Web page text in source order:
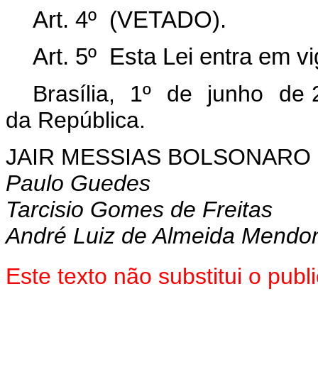
Art. 4º (VETADO).
Art. 5º Esta Lei entra em
Brasília, 1º de junho de
da República.
JAIR MESSIAS BOLSONARO
Paulo Guedes
Tarcisio Gomes de Freitas
André Luiz de Almeida
Este texto não substitui o